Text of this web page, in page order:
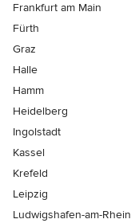
Frankfurt am Main
Fürth
Graz
Halle
Hamm
Heidelberg
Ingolstadt
Kassel
Krefeld
Leipzig
Ludwigshafen-am-Rhein